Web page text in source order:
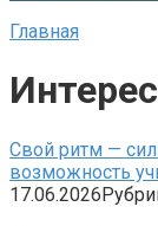
Главная
Свой ритм —
возможность
17.06.2026